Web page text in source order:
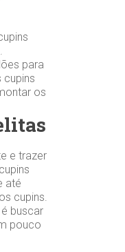
para
cupins
os
e trazer
até
cupins.
buscar
pouco